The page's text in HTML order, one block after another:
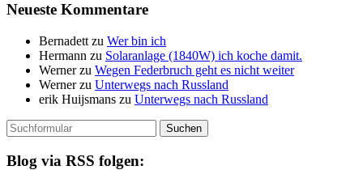
Neueste Kommentare
Bernadett zu Wer bin ich
Hermann zu Solaranlage (1840W) ich koche damit.
Wernerzu Wegen Federbruch geht es nicht weiter
Wernerzu Unterwegs nach Russland
erik Huijsmans zu Unterwegs nach Russland
Suchen
nach:
Blog via RSS folgen: